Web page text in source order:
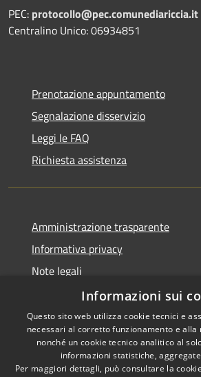
PEC: protocollo@pec.comunediariccia.it
Centralino Unico: 06934851
Prenotazione appuntamento
Segnalazione disservizio
Leggi le FAQ
Richiesta assistenza
Amministrazione trasparente
Informativa privacy
Note legali
Dichiarazione di accessibilità
RSS
Informazioni sui
Questo sito web utilizza cookie tecnici e
necessari al corretto funzionamento e alla
nonché un cookie tecnico analitico al
informazioni statistiche,
Per maggiori dettagli, può consultare la